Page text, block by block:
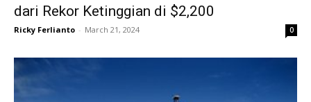
dari Rekor Ketinggian di $2,200
Ricky Ferlianto - March 21, 2024 0